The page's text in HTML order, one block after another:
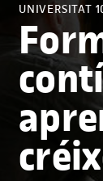
UNIVERSITAT